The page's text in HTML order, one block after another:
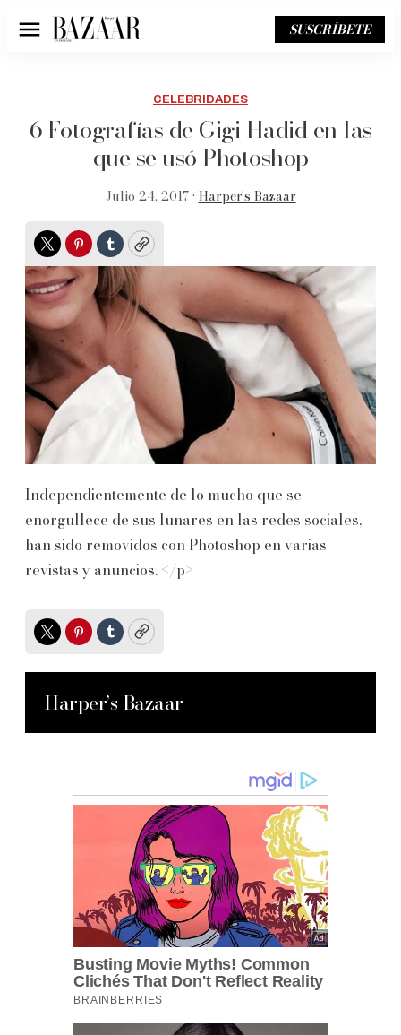
Menú SUSCRÍBETE
CELEBRIDADES
6 Fotografías de Gigi Hadid en las
que se usó Photoshop
Julio 24, 2017 • Harper’s Bazaar
TwitterPinterest
TumblrCopy
Independientemente de lo mucho que se
enorgullece de sus lunares en las redes sociales,
han sido removidos con Photoshop en varias
revistas y anuncios. </p>
TwitterPinterest
TumblrCopy
Harper’s Bazaar